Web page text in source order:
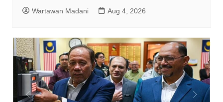
Wartawan Madani Aug 4, 2026